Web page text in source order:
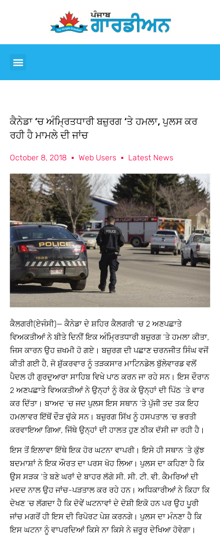
ਕੈਨੇਡਾ ‘ਚ ਅੰਮ੍ਰਿਤਧਾਰੀ ਬਜ਼ੁਰਗ ‘ਤੇ ਹਮਲਾ, ਪੁਲਸ ਕਰ
ਰਹੀ ਹੈ ਮਾਮਲੇ ਦੀ ਜਾਂਚ
October 8, 2018 Web Users Latest News
ਕੈਲਗਰੀ(ਏਜੰਸੀ)— ਕੈਨੇਡਾ ਦੇ ਸ਼ਹਿਰ ਕੈਲਗਰੀ ‘ਚ 2 ਅਣਪਛਾਤੇ
ਵਿਅਕਤੀਆਂ ਨੇ ਬੀਤੇ ਦਿਨੀਂ ਇਕ ਅੰਮ੍ਰਿਤਧਾਰੀ ਬਜ਼ੁਰਗ ‘ਤੇ ਹਮਲਾ ਕੀਤਾ,
ਜਿਸ ਕਾਰਨ ਉਹ ਜ਼ਖਮੀ ਹੋ ਗਏ। ਬਜ਼ੁਰਗ ਦੀ ਪਛਾਣ ਚਰਨਜੀਤ ਸਿੰਘ ਵਜੋਂ
ਕੀਤੀ ਗਈ ਹੈ, ਜੋ ਸ਼ੁੱਕਰਵਾਰ ਨੂੰ ਤੜਕਸਾਰ ਮਾਟਿਨਡੇਲ ਬੁੱਲੇਵਾਰਡ ਵਲੋਂ
ਪੈਦਲ ਹੀ ਗੁਰਦੁਆਰਾ ਸਾਹਿਬ ਵਿਖੇ ਪਾਠ ਕਰਨ ਜਾ ਰਹੇ ਸਨ। ਇਸ ਦੌਰਾਨ
2 ਅਣਪਛਾਤੇ ਵਿਅਕਤੀਆਂ ਨੇ ਉਨ੍ਹਾਂ ਨੂੰ ਰੋਕ ਕੇ ਉਨ੍ਹਾਂ ਦੀ ਪਿੱਠ ‘ਤੇ ਵਾਰ
ਕਰ ਦਿੱਤਾ। ਬਾਅਦ ‘ਚ ਜਦ ਪੁਲਸ ਇਸ ਸਥਾਨ ‘ਤੇ ਪੁੱਜੀ ਤਦ ਤਕ ਇਹ
ਹਮਲਾਵਰ ਇੱਥੋਂ ਦੌੜ ਚੁੱਕੇ ਸਨ। ਬਜ਼ੁਰਗ ਸਿੱਖ ਨੂੰ ਹਸਪਤਾਲ ‘ਚ ਭਰਤੀ
ਕਰਵਾਇਆ ਗਿਆ, ਜਿੱਥੇ ਉਨ੍ਹਾਂ ਦੀ ਹਾਲਤ ਹੁਣ ਠੀਕ ਦੱਸੀ ਜਾ ਰਹੀ ਹੈ।
ਇਸ ਤੋਂ ਇਲਾਵਾ ਇੱਥੇ ਇਕ ਹੋਰ ਘਟਨਾ ਵਾਪਰੀ। ਇਸੇ ਹੀ ਸਥਾਨ ‘ਤੇ ਕੁੱਝ
ਬਦਮਾਸ਼ਾਂ ਨੇ ਇਕ ਔਰਤ ਦਾ ਪਰਸ ਖੋਹ ਲਿਆ। ਪੁਲਸ ਦਾ ਕਹਿਣਾ ਹੈ ਕਿ
ਉਸ ਸੜਕ ‘ਤੇ ਬਣੇ ਘਰਾਂ ਦੇ ਬਾਹਰ ਲੱਗੇ ਸੀ. ਸੀ. ਟੀ. ਵੀ. ਕੈਮਰਿਆਂ ਦੀ
ਮਦਦ ਨਾਲ ਉਹ ਜਾਂਚ-ਪੜਤਾਲ ਕਰ ਰਹੇ ਹਨ। ਅਧਿਕਾਰੀਆਂ ਨੇ ਕਿਹਾ ਕਿ
ਦੇਖਣ ‘ਚ ਲੱਗਦਾ ਹੈ ਕਿ ਦੋਵੇਂ ਘਟਨਾਵਾਂ ਦੇ ਦੋਸ਼ੀ ਇਕੋ ਹਨ ਪਰ ਉਹ ਪੂਰੀ
ਜਾਂਚ ਮਗਰੋਂ ਹੀ ਇਸ ਦੀ ਰਿਪੋਰਟ ਪੇਸ਼ ਕਰਨਗੇ। ਪੁਲਸ ਦਾ ਮੰਨਣਾ ਹੈ ਕਿ
ਇਸ ਘਟਨਾ ਨੂੰ ਵਾਪਰਦਿਆਂ ਕਿਸੇ ਨਾ ਕਿਸੇ ਨੇ ਜ਼ਰੂਰ ਦੇਖਿਆ ਹੋਵੇਗਾ।